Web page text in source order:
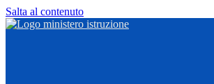
Salta al contenuto